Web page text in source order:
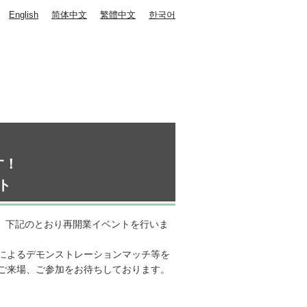
English 简体中文 繁體中文 한국어
記のとおり再開業イベントを行いま
よるデモンストレーションマッチ等を
場、ご参加をお待ちしております。